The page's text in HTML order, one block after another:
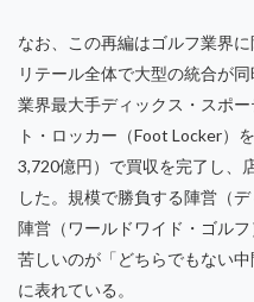
なお、この再編はゴルフ業界
リテール全体で大型の統合が
業界最大手ディックス・スポ
ト・ロッカー（Foot Locker）
3,720億円）で買収を完了し、
した。規模で勝負する陣営（
陣営（ワールドワイド・ゴル
苦しいのが「どちらでもない
に表れている。